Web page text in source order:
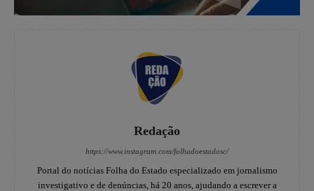
Redação
https://www.instagram.com/folhadoestadosc/
Portal do notícias Folha do Estado especializado em jornalismo
investigativo e de denúncias, há 20 anos, ajudando a escrever a